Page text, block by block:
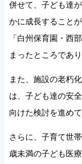
併せて、子ども達
かに成長すること
「白州保育園・西
まったところであり
また、施設の老朽
は、子ども達の安
向けた検討を進め
さらに、子育て世
歳未満の子ども医